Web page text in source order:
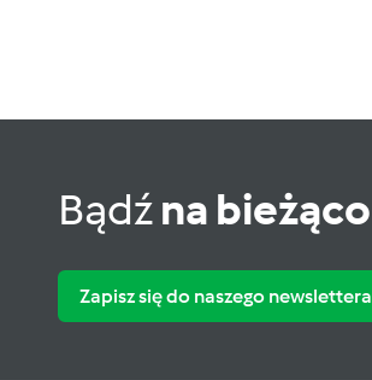
Bądźna bieżąco
Zapisz się do naszego newslettera